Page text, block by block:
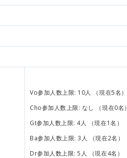
Vo参加人数上限: 10人 （現在5名）
Cho参加人数上限: なし （現在0名）
Gt参加人数上限: 4人 （現在1名）
Ba参加人数上限: 3人 （現在2名）
Dr参加人数上限: 5人 （現在4名）